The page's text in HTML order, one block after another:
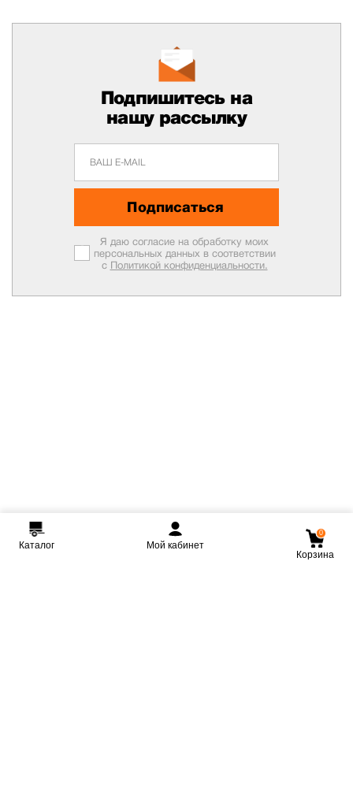
Подпишитесь на
нашу рассылку
Подписаться
Я даю согласие на обработку моих
персональных данных в соответствии
с Политикой конфиденциальности.
Каталог Мой кабинет
0
Корзина